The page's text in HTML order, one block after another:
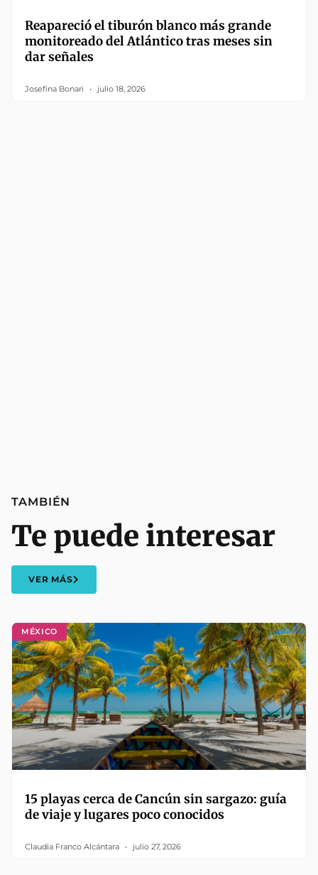
Reapareció el tiburón blanco más grande
monitoreado del Atlántico tras meses sin
dar señales
Josefina Bonari julio 18, 2026
MÉXICO
15 playas cerca de Cancún sin sargazo: guía
de viaje y lugares poco conocidos
Claudia Franco Alcántara julio 27, 2026
TAMBIÉN
Te puede interesar
VER MÁS